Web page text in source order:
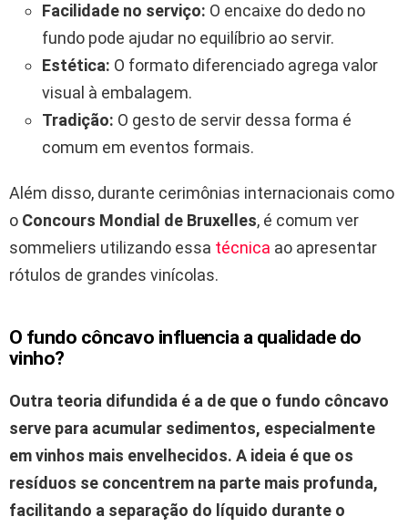
Facilidade no serviço: O encaixe do dedo no
fundo pode ajudar no equilíbrio ao servir.
Estética: O formato diferenciado agrega valor
visual à embalagem.
Tradição: O gesto de servir dessa forma é
comum em eventos formais.
Além disso, durante cerimônias internacionais como
o Concours Mondial de Bruxelles, é comum ver
sommeliers utilizando essa técnica ao apresentar
rótulos de grandes vinícolas.
O fundo côncavo influencia a qualidade do
vinho?
Outra teoria difundida é a de que o fundo côncavo
serve para acumular sedimentos, especialmente
em vinhos mais envelhecidos. A ideia é que os
resíduos se concentrem na parte mais profunda,
facilitando a separação do líquido durante o